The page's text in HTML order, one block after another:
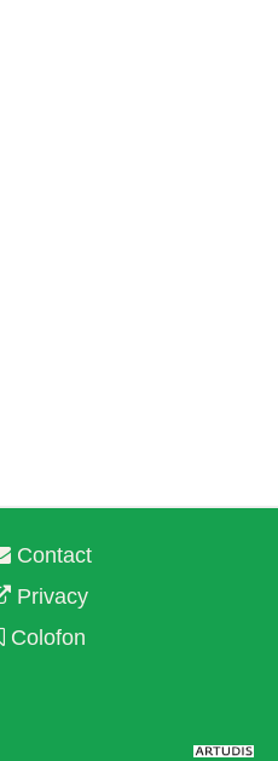
Contact
Privacy
Colofon